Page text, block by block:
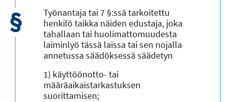
Työnantaja tai 7 §:ssä tarkoitettu
henkilö taikka näiden edustaja, joka
tahallaan tai huolimattomuudesta
laiminlyö tässä laissa tai sen nojalla
annetussa säädöksessä säädetyn
1) käyttöönotto- tai
määräaikaistarkastuksen
suorittamisen;